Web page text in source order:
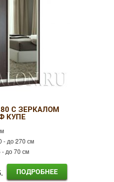
С ЗЕРКАЛОМ
КУПЕ
- до 270 см
- до 70 см
ПОДРОБНЕЕ